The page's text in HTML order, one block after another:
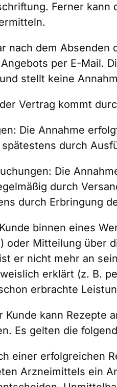
Ferner kann
nach dem Absenden
per E-Mail.
stellt keine
Vertrag kommt
Die Annahme
durch
Die
durch
durch Erbringung
binnen eines
oder Mitteilung über
er nicht mehr an
erklärt (z. B.
erbrachte
Kunde kann
Es gelten die
einer erfolgreichen
Arzneimittels ein